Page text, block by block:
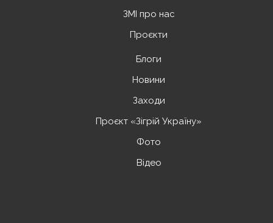
ЗМІ про нас
Проєкти
Блоги
Новини
Заходи
Проєкт «Зігрій Україну»
Фото
Відео